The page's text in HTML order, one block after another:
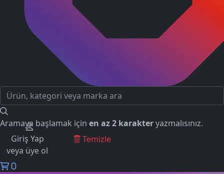
Aramaya başlamak için en az 2 karakteryazmalısınız.
GEÇMİŞ ARAMALAR
Temizle
Giriş Yap
veya üye ol
0